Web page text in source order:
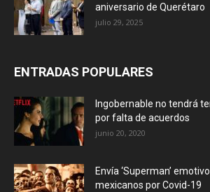
aniversario de Querétaro
julio 29, 2025
ENTRADAS POPULARES
Ingobernable no tendrá
por falta de acuerdos
junio 20, 2020
Envía ‘Superman’
mexicanos por Covid-19